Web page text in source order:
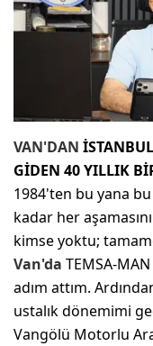
VAN'DAN
GİDEN 40 YILLIK
1984'ten bu yana bu
kadar her
kimse yoktu;
Van'da TEMSA-
adım attım.
ustalık dönemimi
Vangölü Motorlu